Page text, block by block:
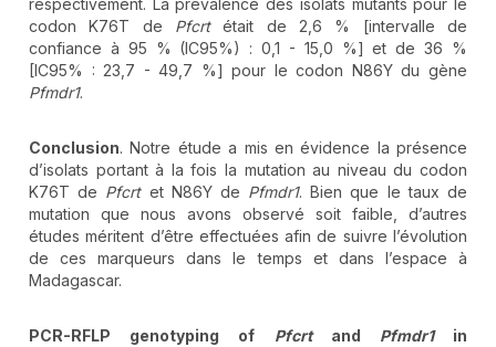
respectivement. La prévalence des isolats mutants pour le
codon K76T de Pfcrtétait de 2,6 % [intervalle de
confiance à 95 % (IC95%) : 0,1 - 15,0 %] et de 36 %
[IC95% : 23,7 - 49,7 %] pour le codon N86Y du gène
Pfmdr1.
Conclusion. Notre étude a mis en évidence la présence
d’isolats portant à la fois la mutation au niveau du codon
K76T de Pfcrtet N86Y de Pfmdr1. Bien que le taux de
mutation que nous avons observé soit faible, d’autres
études méritent d’être effectuées afin de suivre l’évolution
de ces marqueurs dans le temps et dans l’espace à
Madagascar.
PCR-RFLP genotyping of Pfcrtand Pfmdr1in